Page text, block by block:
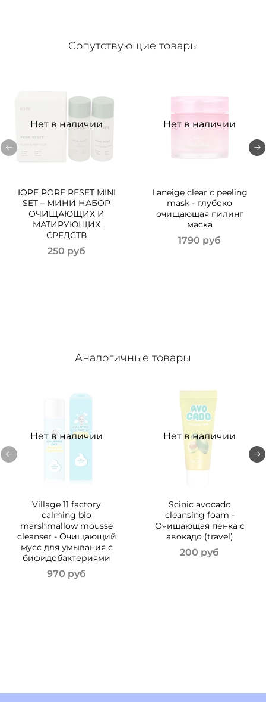
Сопутствующие товары
Нет в наличии
IOPE PORE RESET MINI
SET – МИНИ НАБОР
ОЧИЩАЮЩИХ И
МАТИРУЮЩИХ
СРЕДСТВ
250 руб
Нет в наличии
Laneige clear c peeling
mask - глубоко
очищающая пилинг
маска
1790 руб
Аналогичные товары
Нет в наличии
Village 11 factory
calming bio
marshmallow mousse
cleanser - Очищающий
мусс для умывания с
бифидобактериями
970 руб
Нет в наличии
Scinic avocado
cleansing foam -
Очищающая пенка с
авокадо (travel)
200 руб